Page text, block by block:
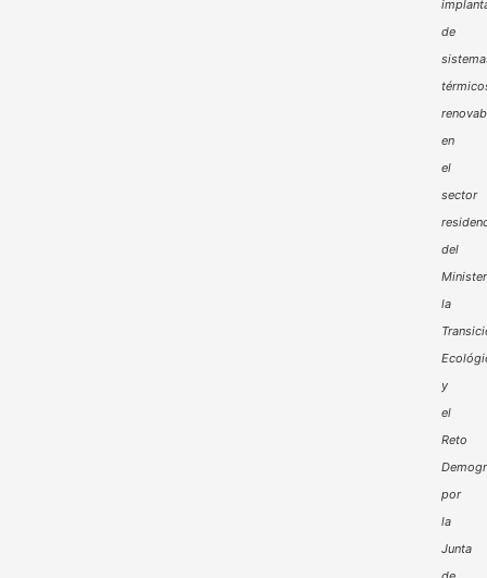
de
en
el
sector
del
la
y
el
Reto
por
la
Junta